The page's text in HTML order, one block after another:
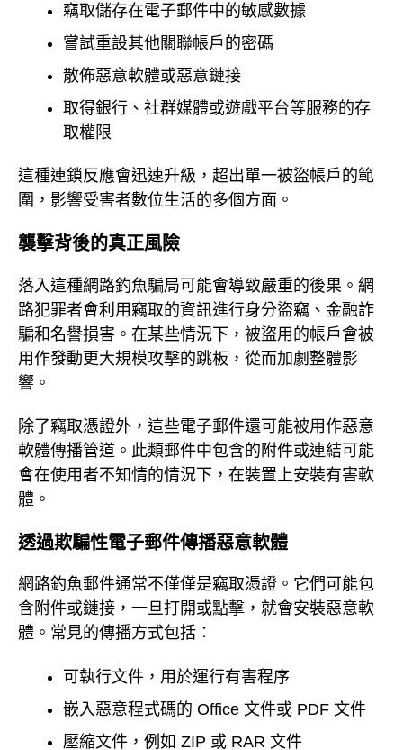
竊取儲存在電子郵件中的敏感數據
嘗試重設其他關聯帳戶的密碼
散佈惡意軟體或惡意鏈接
取得銀行、社群媒體或遊戲平台等服務的存
取權限
這種連鎖反應會迅速升級，超出單一被盜帳戶的範
圍，影響受害者數位生活的多個方面。
襲擊背後的真正風險
落入這種網路釣魚騙局可能會導致嚴重的後果。網
路犯罪者會利用竊取的資訊進行身分盜竊、金融詐
騙和名譽損害。在某些情況下，被盜用的帳戶會被
用作發動更大規模攻擊的跳板，從而加劇整體影
響。
除了竊取憑證外，這些電子郵件還可能被用作惡意
軟體傳播管道。此類郵件中包含的附件或連結可能
會在使用者不知情的情況下，在裝置上安裝有害軟
體。
透過欺騙性電子郵件傳播惡意軟體
網路釣魚郵件通常不僅僅是竊取憑證。它們可能包
含附件或鏈接，一旦打開或點擊，就會安裝惡意軟
體。常見的傳播方式包括：
可執行文件，用於運行有害程序
嵌入惡意程式碼的 Office 文件或 PDF 文件
壓縮文件，例如 ZIP 或 RAR 文件